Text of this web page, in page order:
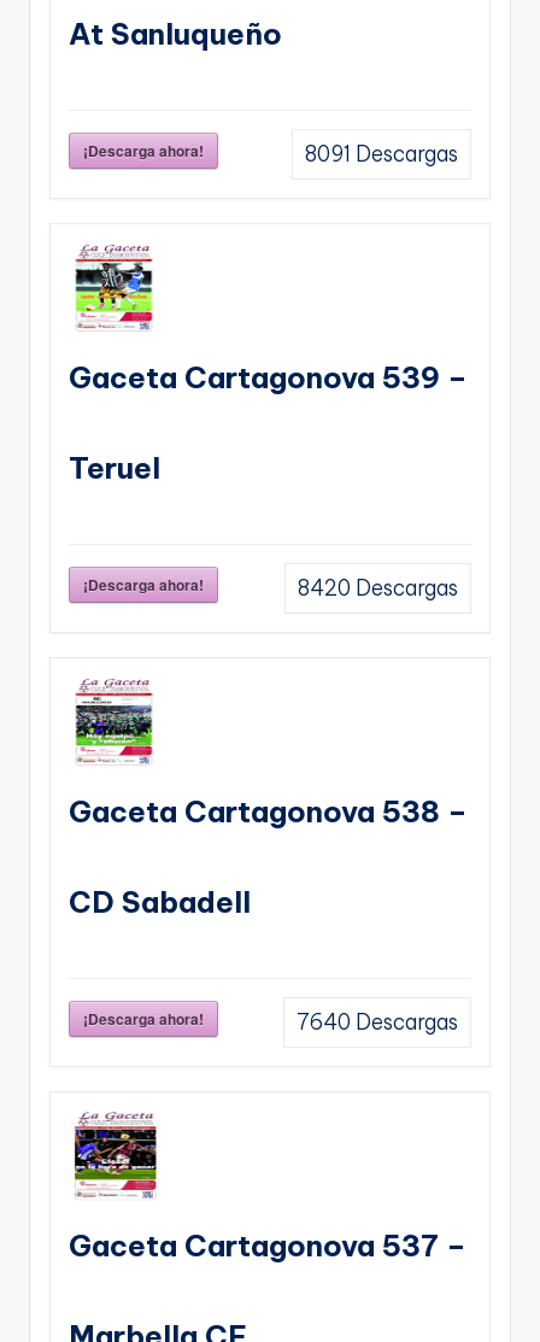
At Sanluqueño
¡Descarga ahora! 8091 Descargas
Gaceta Cartagonova 539 –
Teruel
¡Descarga ahora! 8420 Descargas
Gaceta Cartagonova 538 –
CD Sabadell
¡Descarga ahora! 7640 Descargas
Gaceta Cartagonova 537 –